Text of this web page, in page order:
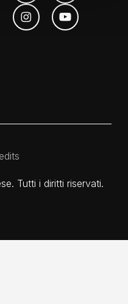
Tutti i diritti riservati.